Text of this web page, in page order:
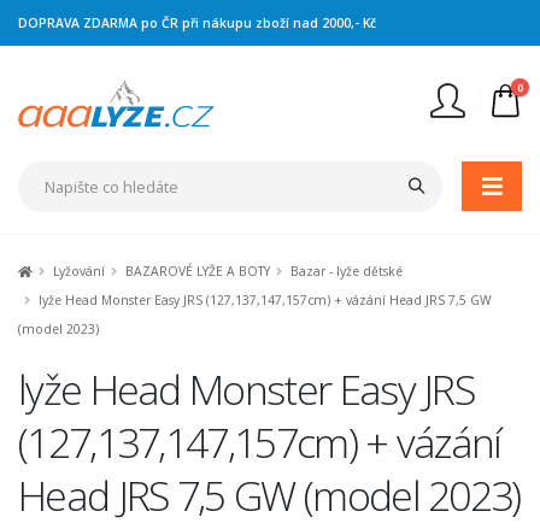
DOPRAVA ZDARMA po ČR při nákupu zboží nad 2000,- Kč
0
Lyžování BAZAROVÉ LYŽE A BOTY
Bazar - lyže dětské
lyže Head Monster Easy JRS (127,137,147,157cm) + vázání Head JRS 7,5 GW
(model 2023)
lyže Head Monster Easy JRS
(127,137,147,157cm) + vázání
Head JRS 7,5 GW (model 2023)